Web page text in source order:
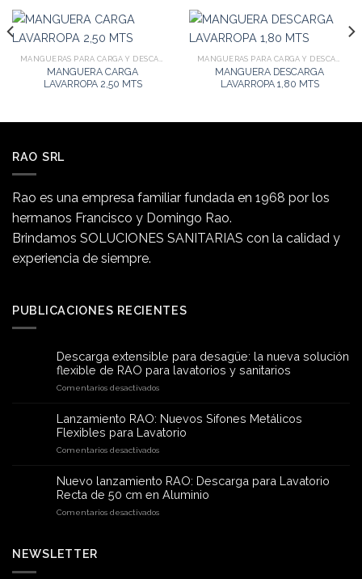
MANGUERAS PARA CARGA Y DESCARGA LAVARROPAS
MANGUERA CARGA
LAVARROPA 2,50 MTS
MANGUERAS PARA CARGA Y DESCARGA LAVARROPAS
MANGUERA DESCARGA
LAVARROPA 1,80 MTS
RAO SRL
Rao es una empresa familiar fundada en 1968 por los
hermanos Francisco y Domingo Rao.
Brindamos SOLUCIONES SANITARIAS con la calidad y
experiencia de siempre.
PUBLICACIONES RECIENTES
Descarga extensible para desagüe: la nueva solución
flexible de RAO para lavatorios y sanitarios
Comentarios desactivadosen
extensible
para
desagüe:
la
solución
flexible
RAO
Lanzamiento RAO: Nuevos Sifones Metálicos
Flexibles para Lavatorio
Comentarios desactivadosen
RAO:
Nuevos
Sifones
Metálicos
Nuevo lanzamiento RAO: Descarga para Lavatorio
Recta de 50 cm en Aluminio
Comentarios desactivadosen
NEWSLETTER